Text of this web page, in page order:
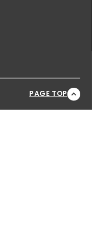
PAGE TOP